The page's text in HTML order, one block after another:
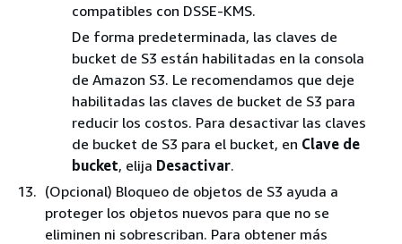
compatibles con DSSE-KMS.
De forma predeterminada, las claves de
bucket de S3 están habilitadas en la consola
de Amazon S3. Le recomendamos que deje
habilitadas las claves de bucket de S3 para
reducir los costos. Para desactivar las claves
de bucket de S3 para el bucket, en Clave de
bucket, elija Desactivar.
(Opcional) Bloqueo de objetos de S3 ayuda a
proteger los objetos nuevos para que no se
eliminen ni sobrescriban. Para obtener más